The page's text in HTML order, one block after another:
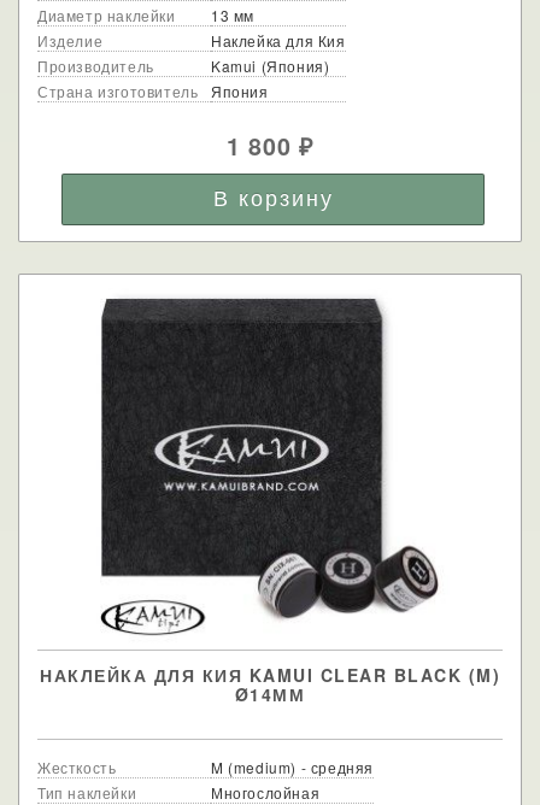
Диаметр наклейки
13 мм
Изделие
Наклейка для Кия
Производитель
Kamui (Япония)
Страна изготовитель
Япония
1 800₽
НАКЛЕЙКА ДЛЯ КИЯ KAMUI CLEAR BLACK (M)
Ø14ММ
Жесткость
M (medium) - средняя
Тип наклейки
Многослойная